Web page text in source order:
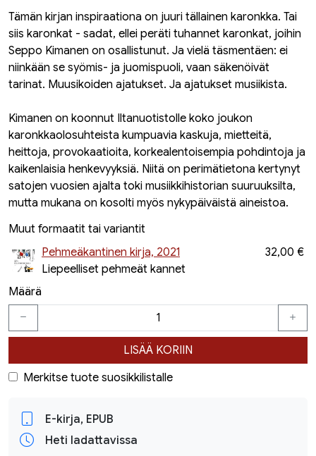
Tämän kirjan inspiraationa on juuri tällainen karonkka. Tai
siis karonkat - sadat, ellei peräti tuhannet karonkat, joihin
Seppo Kimanen on osallistunut. Ja vielä täsmentäen: ei
niinkään se syömis- ja juomispuoli, vaan säkenöivät
tarinat. Muusikoiden ajatukset. Ja ajatukset musiikista.
Kimanen on koonnut Iltanuotistolle koko joukon
karonkkaolosuhteista kumpuavia kaskuja, mietteitä,
heittoja, provokaatioita, korkealentoisempia pohdintoja ja
kaikenlaisia henkevyyksiä. Niitä on perimätietona kertynyt
satojen vuosien ajalta toki musiikkihistorian suuruuksilta,
mutta mukana on kosolti myös nykypäiväistä aineistoa.
Muut formaatit tai variantit
Pehmeäkantinen kirja, 2021
Liepeelliset pehmeät kannet
32,00 €
Määrä
LISÄÄ KORIIN
Merkitse tuote suosikkilistalle
E-kirja, EPUB
Heti ladattavissa